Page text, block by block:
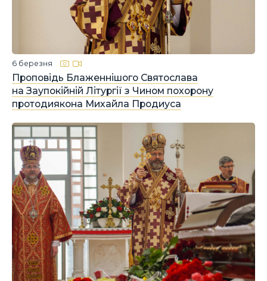
Проповідь Блаженнішого Святослава
на Заупокійній Літургії з Чином похорону
протодиякона Михайла Продиуса
6 березня